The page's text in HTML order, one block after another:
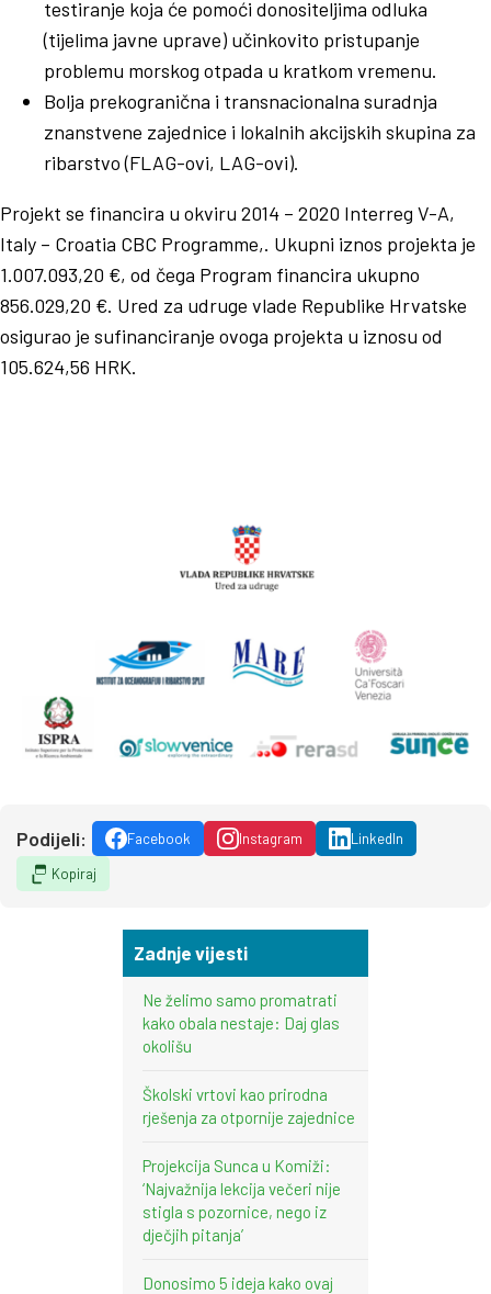
testiranje koja će pomoći donositeljima odluka
(tijelima javne uprave) učinkovito pristupanje
problemu morskog otpada u kratkom vremenu.
Bolja prekogranična i transnacionalna suradnja
znanstvene zajednice i lokalnih akcijskih skupina za
ribarstvo (FLAG-ovi, LAG-ovi).
Projekt se financira u okviru 2014 – 2020 Interreg V-A,
Italy – Croatia CBC Programme,. Ukupni iznos projekta je
1.007.093,20 €, od čega Program financira ukupno
856.029,20 €. Ured za udruge vlade Republike Hrvatske
osigurao je sufinanciranje ovoga projekta u iznosu od
105.624,56 HRK.
Podijeli: Facebook Instagram
LinkedIn
Kopiraj
Zadnje vijesti
Ne želimo samo promatrati
kako obala nestaje: Daj glas
okolišu
Školski vrtovi kao prirodna
rješenja za otpornije zajednice
Projekcija Sunca u Komiži:
‘Najvažnija lekcija večeri nije
stigla s pozornice, nego iz
dječjih pitanja’
Donosimo 5 ideja kako ovaj